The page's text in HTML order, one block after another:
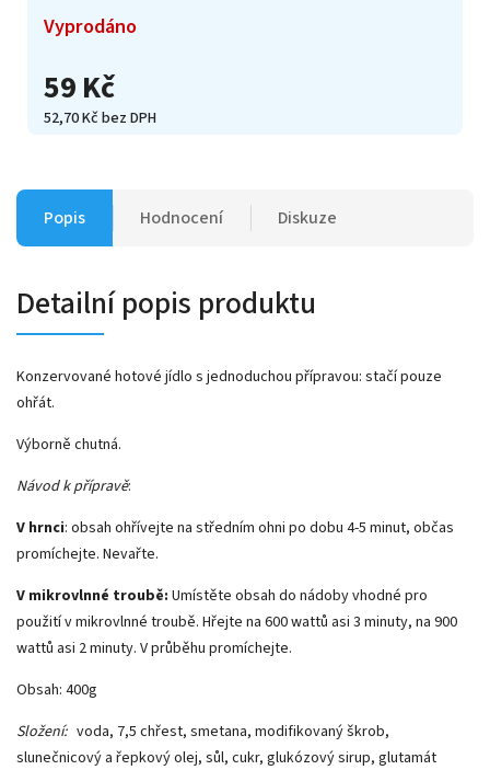
59 Kč
52,70 Kč bez DPH
Vyprodáno
Popis Hodnocení Diskuze
Detailní popis produktu
Konzervované hotové jídlo s jednoduchou přípravou: stačí pouze
ohřát.
Výborně chutná.
Návod k přípravě:
V hrnci: obsah ohřívejte na středním ohni po dobu 4-5 minut, občas
promíchejte. Nevařte.
V mikrovlnné troubě: Umístěte obsah do nádoby vhodné pro
použití v mikrovlnné troubě. Hřejte na 600 wattů asi 3 minuty, na 900
wattů asi 2 minuty. V průběhu promíchejte.
Obsah: 400g
Složení:voda, 7,5 chřest, smetana, modifikovaný škrob,
slunečnicový a řepkový olej, sůl, cukr, glukózový sirup, glutamát